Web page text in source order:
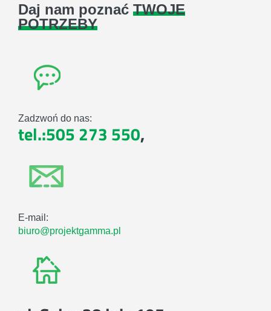
Daj nam poznać TWOJE
POTRZEBY
Zadzwoń do nas:
tel.:505 273 550,
E-mail:
biuro@projektgamma.pl